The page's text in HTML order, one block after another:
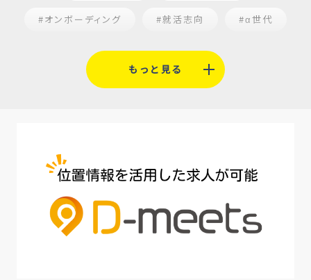
#オンボーディング #就活志向 #α世代
#平均採用単価
#人材定着 #AI面接
#魅力の伝え方 #求職者 #27卒
#採用オウンドメディア #業種別
#採用ピッチ資料 #28卒 #ロールモデル
もっと見る